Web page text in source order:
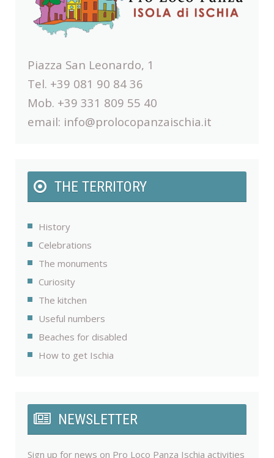
Piazza San Leonardo, 1
Tel. +39 081 90 84 36
Mob. +39 331 809 55 40
email: info@prolocopanzaischia.it
THE TERRITORY
History
Celebrations
The monuments
Curiosity
The kitchen
Useful numbers
Beaches for disabled
How to get Ischia
NEWSLETTER
Sign up for news on Pro Loco Panza Ischia activities